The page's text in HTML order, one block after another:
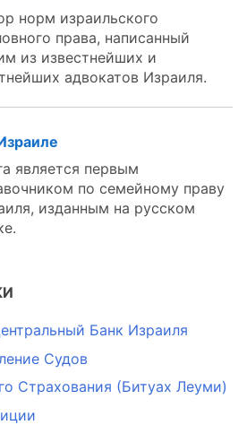
норм израильского
права, написанный
из известнейших и
адвокатов Израиля.
является первым
по семейному праву
изданным на русском
Банк Израиля
Судов
Страхования (Битуах Леуми)